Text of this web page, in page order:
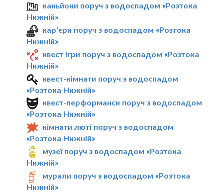
каньйони поруч з водоспадом «Розтока
Нижній»
кар'єри поруч з водоспадом «Розтока
Нижній»
квест ігри поруч з водоспадом «Розтока
Нижній»
квест-кімнати поруч з водоспадом
«Розтока Нижній»
квест-перформанси поруч з водоспадом
«Розтока Нижній»
кімнати люті поруч з водоспадом
«Розтока Нижній»
музеї поруч з водоспадом «Розтока
Нижній»
мурали поруч з водоспадом «Розтока
Нижній»